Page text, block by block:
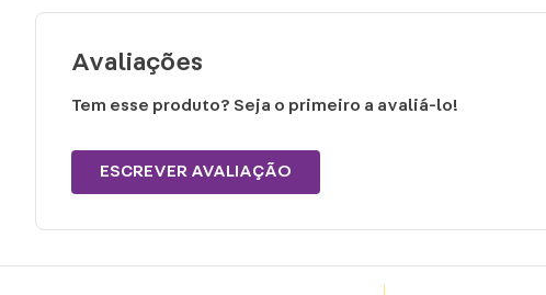
Avaliações
Tem esse produto? Seja o primeiro a avaliá-lo!
ESCREVER AVALIAÇÃO